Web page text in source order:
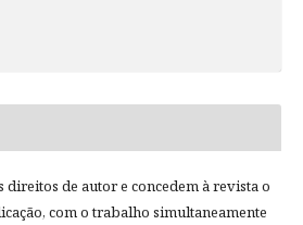
direitos de autor e concedem à revista o
com o trabalho simultaneamente